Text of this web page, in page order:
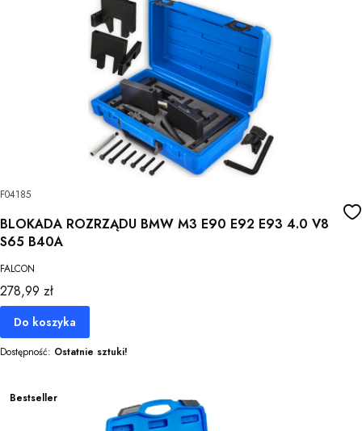
F04185
BLOKADA ROZRZĄDU BMW M3 E90 E92 E93 4.0 V8
S65 B40A
FALCON
Cena
278,99 zł
Do koszyka
Dostępność: Ostatnie sztuki!
Bestseller